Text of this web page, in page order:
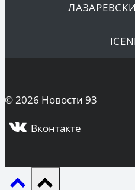
© 2026 Новости 93
Вконтакте